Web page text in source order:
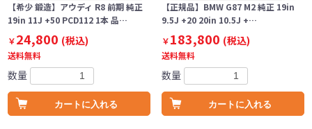
【希少 鍛造】アウディ R8 前期 純正
19in 11J +50 PCD112 1本 品…
￥24,800 (税込)
送料無料
数量
カートに入れる
【正規品】BMW G87 M2 純正 19in
9.5J +20 20in 10.5J +…
￥183,800 (税込)
送料無料
数量
カートに入れる